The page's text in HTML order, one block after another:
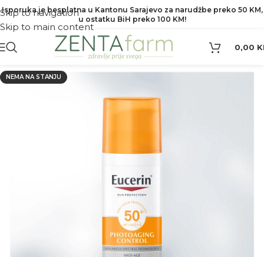
Skip to navigation
Skip to main content
Isporuka je besplatna u Kantonu Sarajevo za narudžbe preko 50 KM,
u ostatku BiH preko 100 KM!
0,00
NEMA NA STANJU